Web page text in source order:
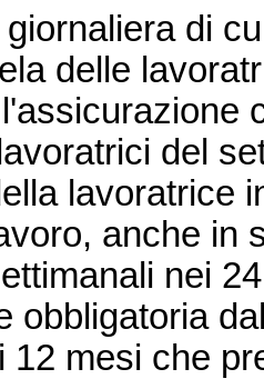
di
delle
del
lavoratrice
anche in
nei
obbligatoria
12 mesi che